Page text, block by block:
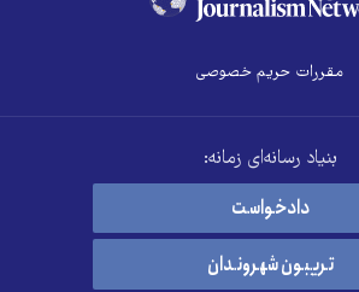
مقررات حریم خصوصی
بنیاد رسانه‌ای زمانه:
دادخواست
تریبون شهروندان